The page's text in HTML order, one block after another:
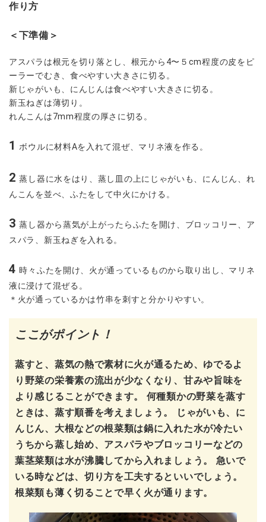
作り方
＜下準備＞
アスパラは根元を切り落とし、根元から4〜５cm程度の皮をピ
ーラーでむき、食べやすい大きさに切る。
新じゃがいも、にんじんは食べやすい大きさに切る。
新玉ねぎは薄切り。
れんこんは7mm程度の厚さに切る。
1ボウルに材料Aを入れて混ぜ、マリネ液を作る。
2蒸し器に水をはり、蒸し皿の上にじゃがいも、にんじん、れ
んこんを並べ、ふたをして中火にかける。
3蒸し器から蒸気が上がったらふたを開け、ブロッコリー、ア
スパラ、新玉ねぎを入れる。
4時々ふたを開け、火が通っているものから取り出し、マリネ
液に浸けて混ぜる。
＊火が通っているかは竹串を刺すと分かりやすい。
ここがポイント！
蒸すと、蒸気の熱で素材に火が通るため、ゆでるよ
り野菜の栄養素の流出が少なくなり、甘みや旨味を
より感じることができます。 何種類かの野菜を蒸す
ときは、蒸す順番を考えましょう。 じゃがいも、に
んじん、大根などの根菜類は鍋に入れた水が冷たい
うちから蒸し始め、アスパラやブロッコリーなどの
葉茎菜類は水が沸騰してから入れましょう。 急いで
いる時などは、切り方を工夫するといいでしょう。
根菜類も薄く切ることで早く火が通ります。